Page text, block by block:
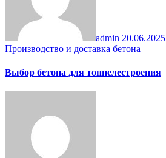
admin 20.06.2025
Производство и доставка бетона
Выбор бетона для тоннелестроения